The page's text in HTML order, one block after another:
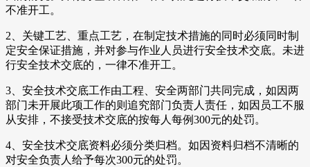
不准开工。
2、关键工艺、重点工艺，在制定技术措施的同时必须同时制
定安全保证措施，并对参与作业人员进行安全技术交底。未进
行安全技术交底的，一律不准开工。
3、安全技术交底工作由工程、安全两部门共同完成，如因两
部门未开展此项工作的则追究部门负责人责任，如因员工不服
从安排，不接受技术交底的按每人每例300元的处罚。
4、安全技术交底资料必须分类归档。如因资料归档不清晰的
对安全负责人给予每次300元的处罚。